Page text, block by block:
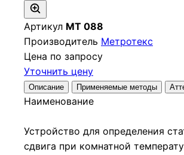
Артикул МТ 088
Производитель Метротекс
Цена по запросу
Уточнить цену
Описание Применяемые методы
Наименование
Устройство для определения
сдвига при комнатной